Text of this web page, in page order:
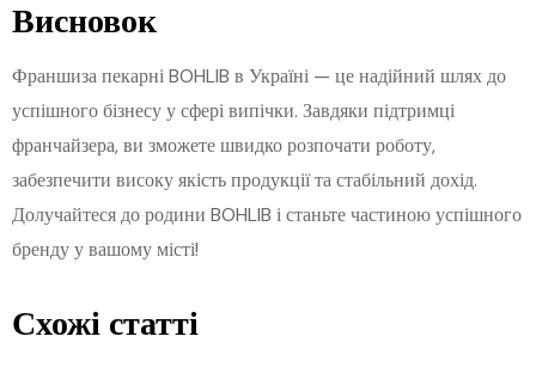
Висновок
Франшиза пекарні BOHLIB в Україні — це надійний шлях до
успішного бізнесу у сфері випічки. Завдяки підтримці
франчайзера, ви зможете швидко розпочати роботу,
забезпечити високу якість продукції та стабільний дохід.
Долучайтеся до родини BOHLIB і станьте частиною успішного
бренду у вашому місті!
Схожі статті